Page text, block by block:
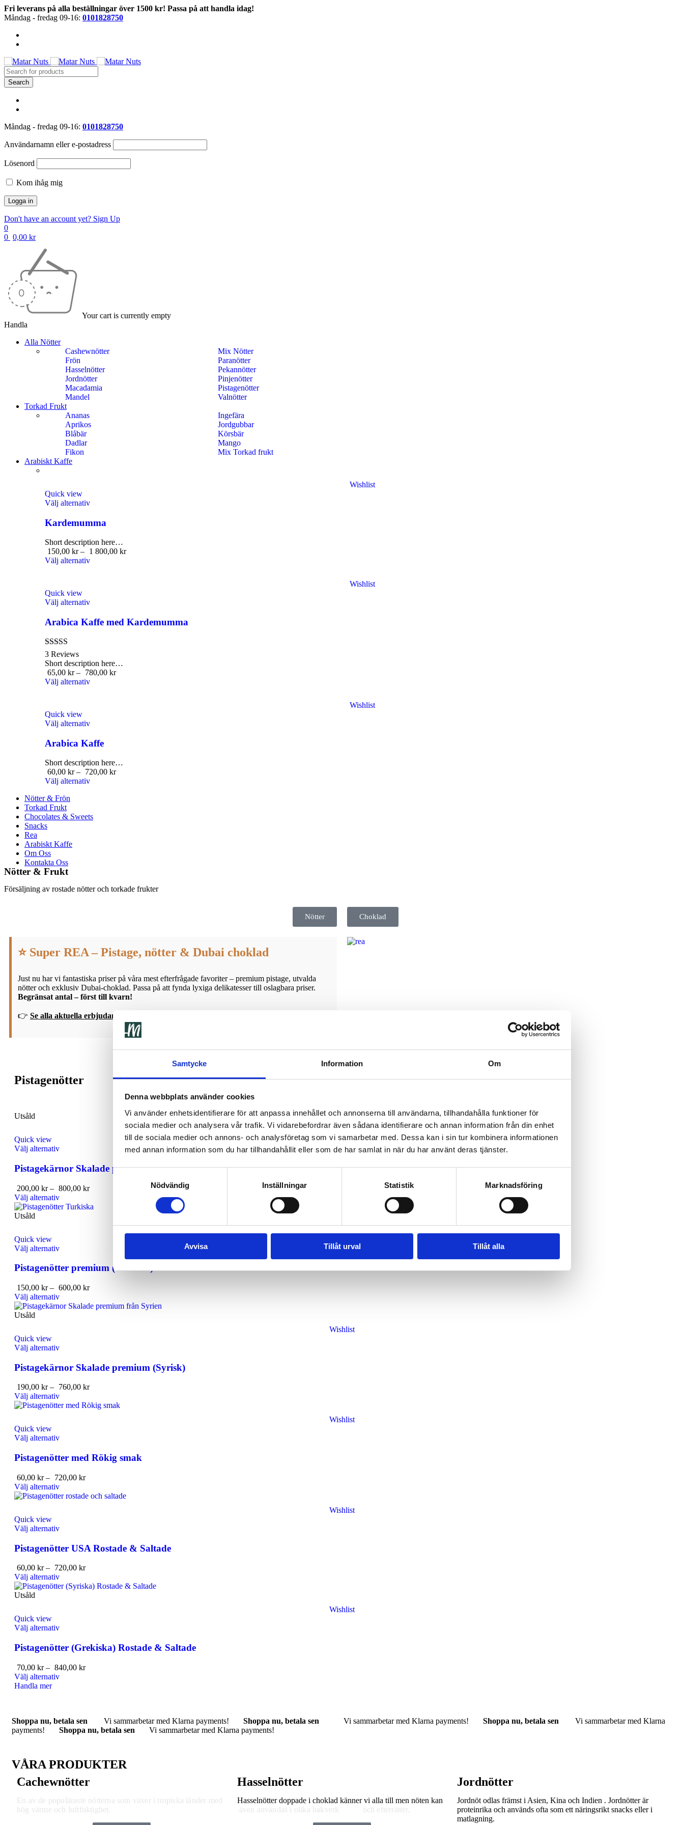
Samtycke Information Om
Denna webbplats använder cookies
Vi använder enhetsidentifierare för att anpassa innehållet och annonserna till användarna, tillhandahålla funktioner för
sociala medier och analysera vår trafik. Vi vidarebefordrar även sådana identifierare och annan information från din enhet
till de sociala medier och annons- och analysföretag som vi samarbetar med. Dessa kan i sin tur kombinera informationen
med annan information som du har tillhandahållit eller som de har samlat in när du har använt deras tjänster.
Samtyckesval
Nödvändig
Inställningar Statistik Marknadsföring
Avvisa Tillåt urval Tillåt alla
Fri leverans på alla beställningar över 1500 kr! Passa på att handla idag!
Måndag - fredag 09-16: 0101828750
Måndag - fredag 09-16: 0101828750
Användarnamn eller e-postadress
Lösenord
Kom ihåg mig
Don't have an account yet? Sign Up
0
0 0,00 kr
Your cart is currently empty
Handla
Alla Nötter
Cashewnötter
Frön
Hasselnötter
Jordnötter
Macadamia
Mandel
Mix Nötter
Paranötter
Pekannötter
Pinjenötter
Pistagenötter
Valnötter
Torkad Frukt
Ananas
Aprikos
Blåbär
Dadlar
Fikon
Ingefära
Jordgubbar
Körsbär
Mango
Mix Torkad frukt
Arabiskt Kaffe
Wishlist
Quick view
Välj alternativ
Kardemumma
Short description here…
150,00 kr – 1 800,00 kr
Välj alternativ
Wishlist
Quick view
Välj alternativ
Arabica Kaffe med Kardemumma
Betygsatt
4.67av 5
3 Reviews
Short description here…
65,00 kr – 780,00 kr
Välj alternativ
Wishlist
Quick view
Välj alternativ
Arabica Kaffe
Short description here…
60,00 kr – 720,00 kr
Välj alternativ
Nötter & Frön
Torkad Frukt
Chocolates & Sweets
Snacks
Rea
Arabiskt Kaffe
Om Oss
Kontakta Oss
Nötter & Frukt
Försäljning av rostade nötter och torkade frukter
Nötter Choklad
⭐ Super REA – Pistage, nötter & Dubai choklad
Just nu har vi fantastiska priser på våra mest efterfrågade favoriter – premium pistage, utvalda
nötter och exklusiv Dubai-choklad. Passa på att fynda lyxiga delikatesser till oslagbara priser.
Begränsat antal – först till kvarn!
👉 Se alla aktuella erbjudanden här
Pistagenötter
Utsåld
Wishlist
Quick view
Välj alternativ
Pistagekärnor Skalade premium (USA)
200,00 kr – 800,00 kr
Välj alternativ
Utsåld
Quick view
Välj alternativ
Pistagenötter premium (turkiska)
150,00 kr – 600,00 kr
Välj alternativ
Utsåld
Wishlist
Quick view
Välj alternativ
Pistagekärnor Skalade premium (Syrisk)
190,00 kr – 760,00 kr
Välj alternativ
Wishlist
Quick view
Välj alternativ
Pistagenötter med Rökig smak
60,00 kr – 720,00 kr
Välj alternativ
Wishlist
Quick view
Välj alternativ
Pistagenötter USA Rostade & Saltade
60,00 kr – 720,00 kr
Välj alternativ
Utsåld
Wishlist
Quick view
Välj alternativ
Pistagenötter (Grekiska) Rostade & Saltade
70,00 kr – 840,00 kr
Välj alternativ
Handla mer
Shoppa nu, betala sen Vi sammarbetar med Klarna payments! Shoppa nu, betala sen Vi sammarbetar med Klarna payments! Shoppa nu, betala sen
Vi sammarbetar med Klarna
payments!
Shoppa nu, betala sen Vi sammarbetar med Klarna payments!
VÅRA PRODUKTER
Cachewnötter
En av de populäraste nötterna som växer i tropiska länder med
hög värme och luftfuktighet.
Hasselnötter
Hasselnötter doppade i choklad känner vi alla till men nöten kan
även användas i olika bakverk och efterrätter,
Jordnötter
Jordnöt odlas främst i Asien, Kina och Indien . Jordnötter är
proteinrika och används ofta som ett näringsrikt snacks eller i
matlagning.